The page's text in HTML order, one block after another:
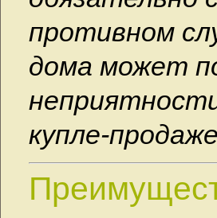
противном
дома может
купле-